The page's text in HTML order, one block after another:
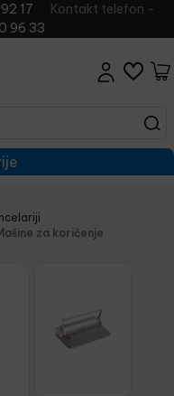
17
Kontakt telefon -
96 33
za koričenje